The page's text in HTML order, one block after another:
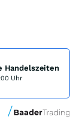
Handelszeiten
Uhr